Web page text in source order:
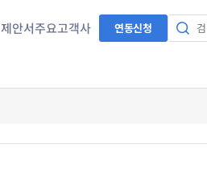
제안서주요고객사 연동신청